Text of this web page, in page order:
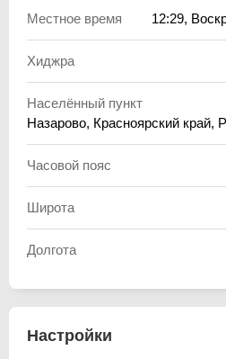
Местное время 12:29,
Хиджра
Населённый пункт
Назарово, Красноярский край,
Часовой пояс
Широта
Долгота
Настройки